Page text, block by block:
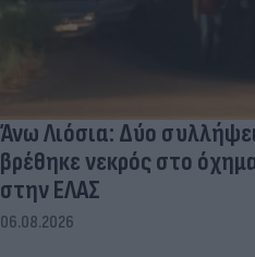
Άνω Λιόσια: Δύο
βρέθηκε νεκρός στο
στην ΕΛΑΣ
06.08.2026